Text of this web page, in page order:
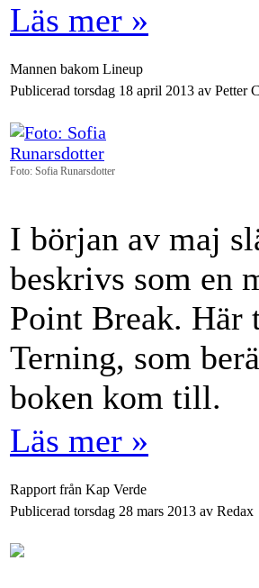
Läs mer »
Mannen bakom Lineup
Publicerad torsdag 18 april 2013 av Petter
Foto: Sofia Runarsdotter
I början av maj
beskrivs som en
Point Break. Här
Terning, som
boken kom till.
Läs mer »
Rapport från Kap Verde
Publicerad torsdag 28 mars 2013 av Redax